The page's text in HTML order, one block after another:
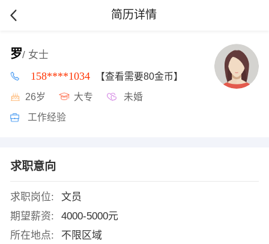
简历详情
罗/ 女士
158****1034 【查看需要80金币】
26岁 大专 未婚
工作经验
求职意向
求职岗位:
文员
期望薪资:
4000-5000元
所在地点:
不限区域